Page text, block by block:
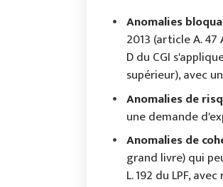
Anomalies
2013 (article A.
D du CGI
supérieur), avec
Anomalies de
une demande
Anomalies de
grand livre) qui
L. 192 du LPF,